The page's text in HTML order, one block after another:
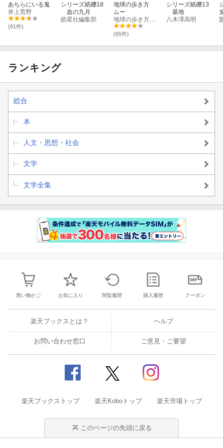
あちらにいる鬼
井上荒野
(91件)
シリーズ紙礫18
血の九月
皓星社編集部
地球の歩き方
ムー
(65件)
シリーズ紙礫13
基地
八木澤高明
ランキング
総合
本
人文・思想・社会
文学
文学全集
買い物かご お気に入り 閲覧履歴 購入履歴 クーポン
楽天ブックスとは？ ヘルプ
お問い合わせ窓口 ご意見・ご要望
楽天ブックストップ 楽天Koboトップ 楽天市場トップ
このページの先頭に戻る